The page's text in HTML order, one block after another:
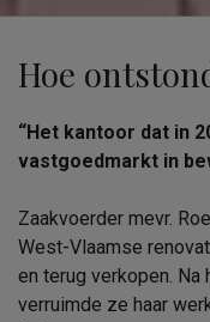
Hoe
“Het kantoor dat in
vastgoedmarkt in
Zaakvoerder mevr.
West-Vlaamse
en terug verkopen. Na
verruimde ze haar